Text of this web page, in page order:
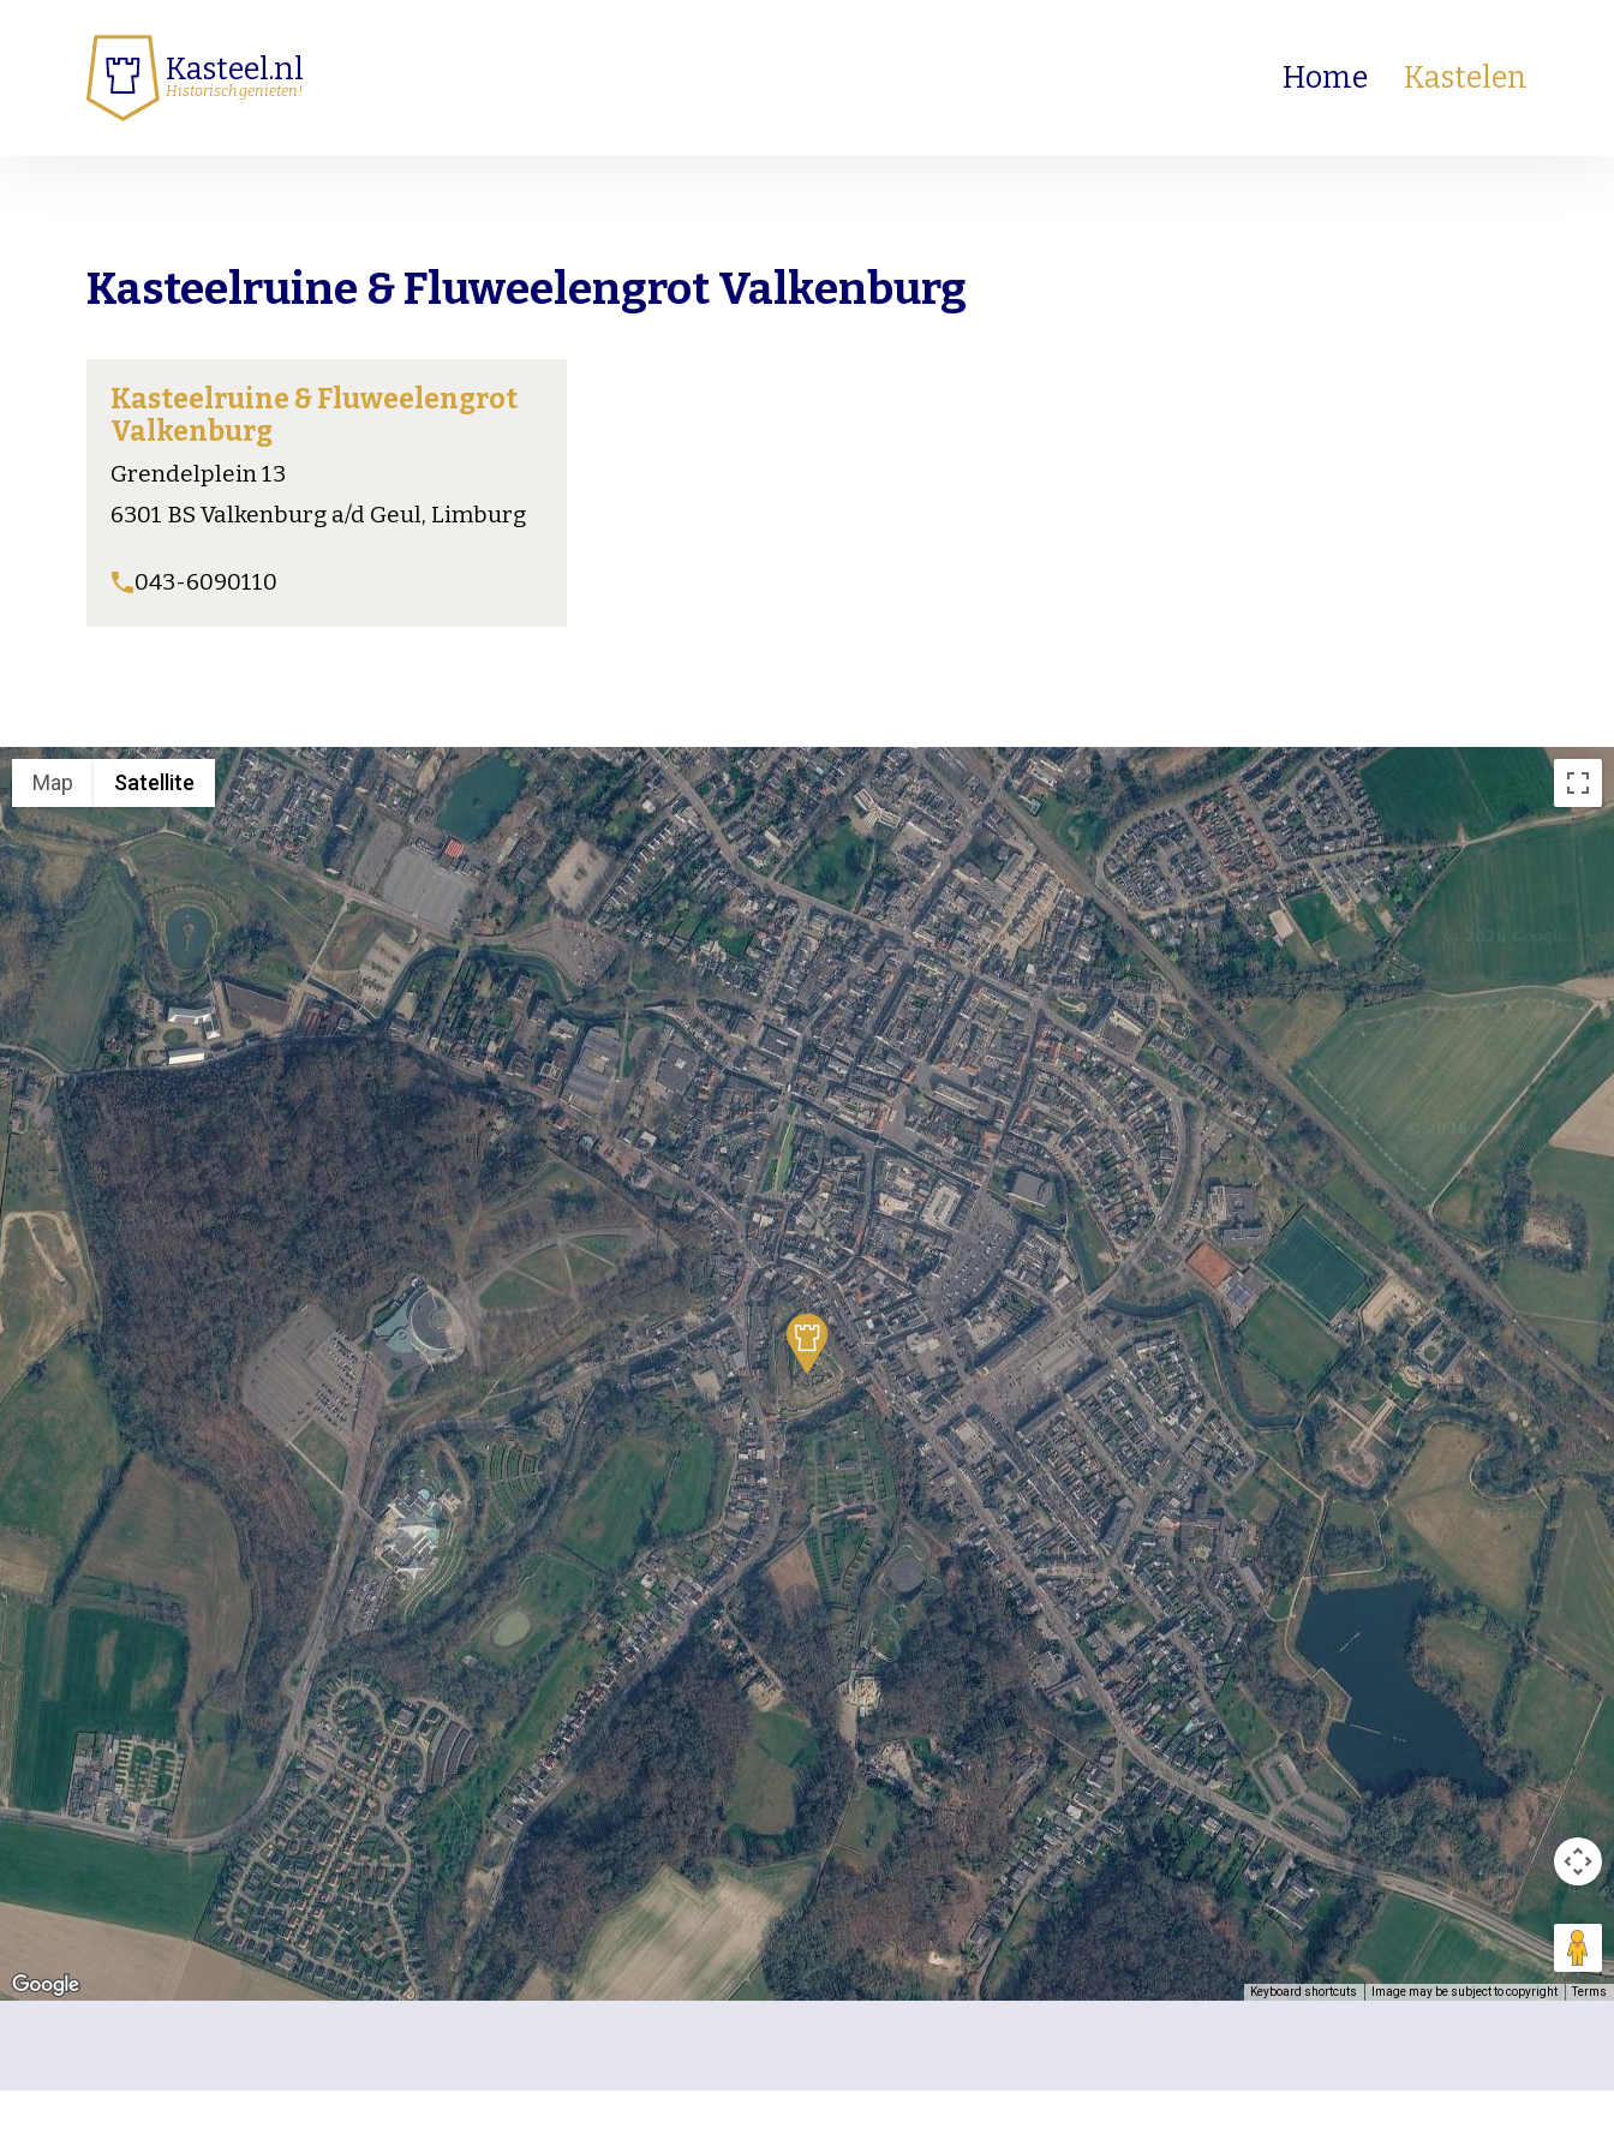
Kasteel.nl
Historisch genieten! Home Kastelen
Kasteelruine & Fluweelengrot Valkenburg
Kasteelruine & Fluweelengrot
Valkenburg
Grendelplein 13
6301 BS Valkenburg a/d Geul, Limburg
043-6090110
Map Satellite
Keyboard shortcuts Image may be subject to copyright Terms